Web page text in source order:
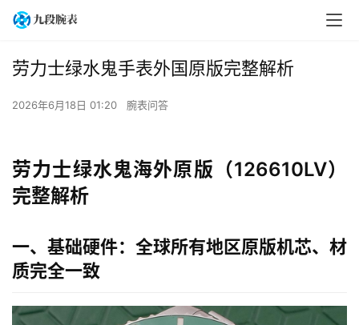
劳力士绿水鬼手表外国原版完整解析
2026年6月18日 01:20 腕表问答
劳力士绿水鬼海外原版（126610LV）
完整解析
一、基础硬件：全球所有地区原版机芯、材
质完全一致